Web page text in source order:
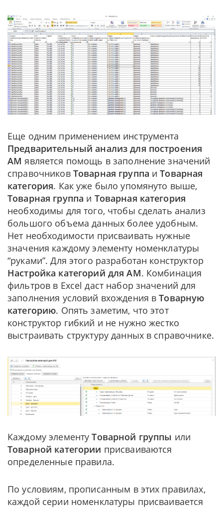
Еще одним применением инструмента
Предварительный анализ для построения
АМ является помощь в заполнение значений
справочников Товарная группа иТоварная
категория. Как уже было упомянуто выше,
Товарная группа и Товарная категория
необходимы для того, чтобы сделать анализ
большого объема данных более удобным.
Нет необходимости присваивать нужные
значения каждому элементу номенклатуры
“руками”. Для этого разработан конструктор
Настройка категорий для АМ. Комбинация
фильтров в Excel даст набор значений для
заполнения условий вхождения вТоварную
категорию. Опять заметим, что этот
конструктор гибкий и не нужно жестко
выстраивать структуру данных в справочнике.
Каждому элементуТоварной группы или
Товарной категории присваиваются
определенные правила.
По условиям, прописанным в этих правилах,
каждой серии номенклатуры присваивается